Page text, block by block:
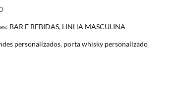
BAR E BEBIDAS, LINHA MASCULINA
personalizados, porta whisky personalizado